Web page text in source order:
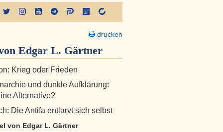
drucken
Edgar L. Gärtner
Krieg oder Frieden
und dunkle Aufklärung:
Alternative?
Die Antifa entlarvt sich selbst
von Edgar L. Gärtner